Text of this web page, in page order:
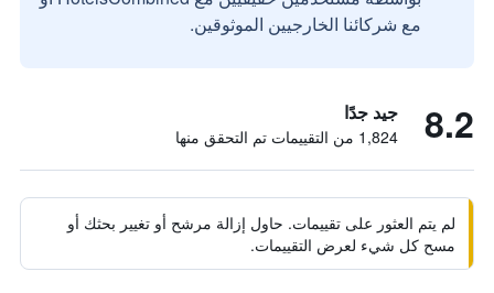
مع شركائنا الخارجيين الموثوقين.
8.2 جيد جدًا
1,824 من التقييمات تم التحقق منها
لم يتم العثور على تقييمات. حاول إزالة مرشح أو تغيير بحثك أو
مسح كل شيء لعرض التقييمات.